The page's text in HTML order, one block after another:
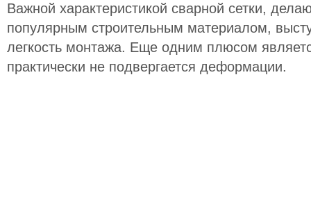
Важной характеристикой сварной сетки,
популярным строительным материалом,
легкость монтажа. Еще одним плюсом
практически не подвергается деформации.